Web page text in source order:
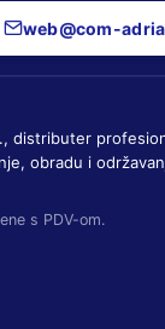
web@com-
distributer
obradu i
s PDV-om.